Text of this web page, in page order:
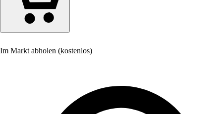
Im Markt abholen (kostenlos)